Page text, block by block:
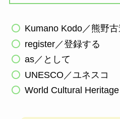
Kumano Kodo／熊野古
register／登録する
as／として
UNESCO／ユネスコ
World Cultural